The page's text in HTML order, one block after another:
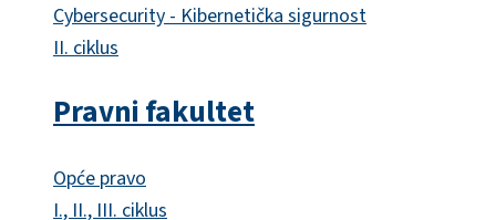
Cybersecurity - Kibernetička sigurnost
II. ciklus
Pravni fakultet
Opće pravo
I., II., III. ciklus